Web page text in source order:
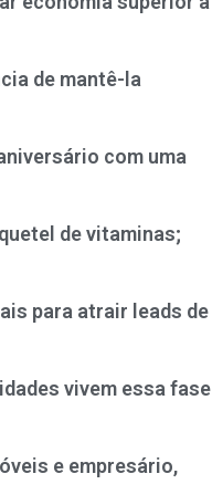
de mantê-la
com uma
de vitaminas;
para atrair leads de
vivem essa fase
e empresário,